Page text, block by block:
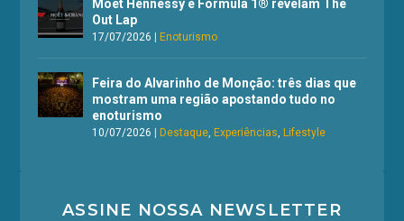
Moët Hennessy e Formula 1® revelam The
Out Lap
17/07/2026 |Enoturismo
Feira do Alvarinho de Monção: três dias que
mostram uma região apostando tudo no
enoturismo
10/07/2026 |Destaque ,Experiências ,Lifestyle
ASSINE NOSSA NEWSLETTER